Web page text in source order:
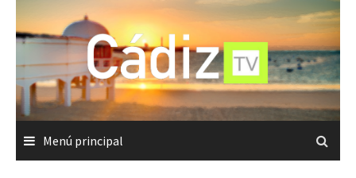
contenido
Menú principal